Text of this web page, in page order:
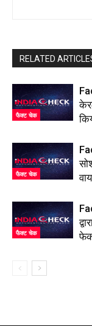
RELATED
फैक्ट चेक
फैक्ट चेक
फैक्ट चेक